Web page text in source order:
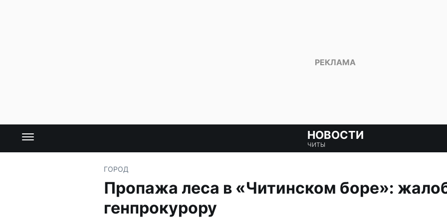
НОВОСТИ
ЧИТЫ
ГОРОД
Пропажа леса в «Читинском боре»:
генпрокурору